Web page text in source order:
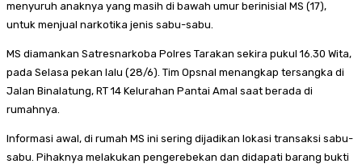
menyuruh anaknya yang masih di bawah umur berinisial MS (17),
untuk menjual narkotika jenis sabu-sabu.
MS diamankan Satresnarkoba Polres Tarakan sekira pukul 16.30 Wita,
pada Selasa pekan lalu (28/6). Tim Opsnal menangkap tersangka di
Jalan Binalatung, RT 14 Kelurahan Pantai Amal saat berada di
rumahnya.
Informasi awal, di rumah MS ini sering dijadikan lokasi transaksi sabu-
sabu. Pihaknya melakukan pengerebekan dan didapati barang bukti